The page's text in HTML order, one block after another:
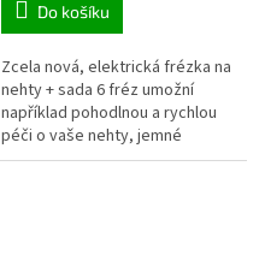
Do košíku
Zcela nová, elektrická frézka na
nehty + sada 6 fréz umožní
například pohodlnou a rychlou
péči o vaše nehty, jemné
broušení různých předmětů